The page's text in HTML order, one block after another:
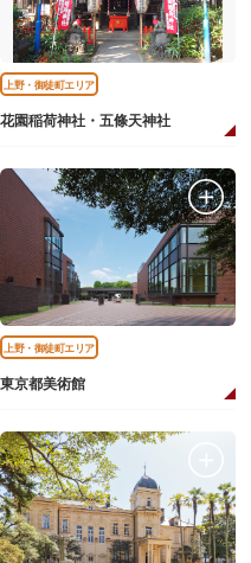
上野・御徒町エリア
花園稲荷神社・五條天神社
上野・御徒町エリア
東京都美術館